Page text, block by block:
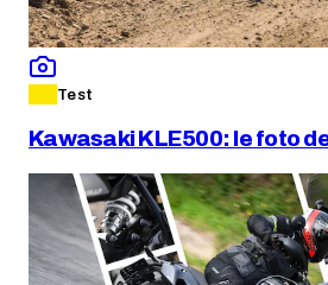
Test
Kawasaki KLE500: le foto